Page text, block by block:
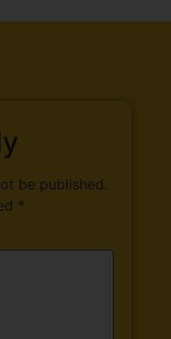
be published.
*